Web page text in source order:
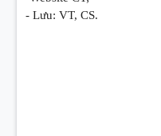
- Lưu: VT, CS.